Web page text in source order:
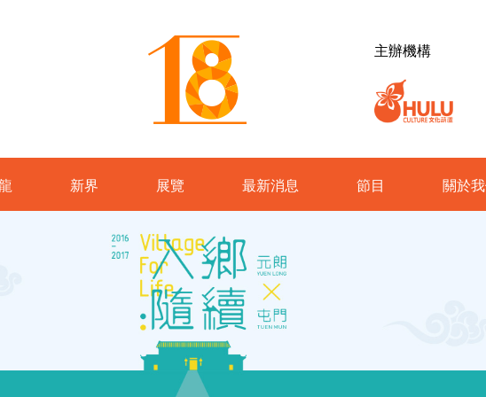
主辦機構
新界 展覽 最新消息 節目 關於